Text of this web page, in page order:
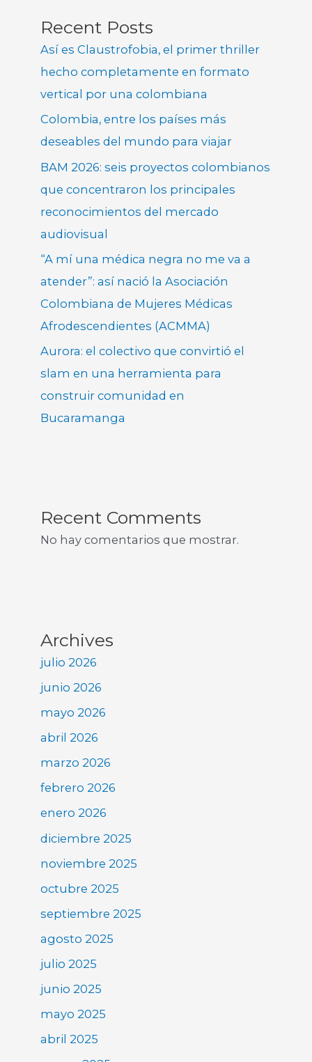
Recent Posts
Así es Claustrofobia, el primer thriller
hecho completamente en formato
vertical por una colombiana
Colombia, entre los países más
deseables del mundo para viajar
BAM 2026: seis proyectos colombianos
que concentraron los principales
reconocimientos del mercado
audiovisual
“A mí una médica negra no me va a
atender”: así nació la Asociación
Colombiana de Mujeres Médicas
Afrodescendientes (ACMMA)
Aurora: el colectivo que convirtió el
slam en una herramienta para
construir comunidad en
Bucaramanga
Recent Comments
No hay comentarios que mostrar.
Archives
julio 2026
junio 2026
mayo 2026
abril 2026
marzo 2026
febrero 2026
enero 2026
diciembre 2025
noviembre 2025
octubre 2025
septiembre 2025
agosto 2025
julio 2025
junio 2025
mayo 2025
abril 2025